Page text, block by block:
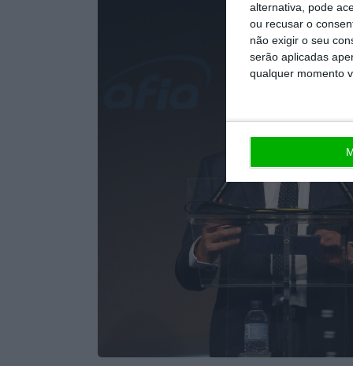
alternativa, pode
ou recusar o
não exigir o seu
serão aplicadas
qualquer momento